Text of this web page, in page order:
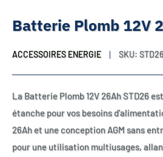
Batterie Plomb 12V
ACCESSOIRES ENERGIE SKU: STD26
La Batterie Plomb 12V 26Ah STD26
étanche pour vos besoins
26Ah et une conception AGM sans
pour une utilisation multiusages,